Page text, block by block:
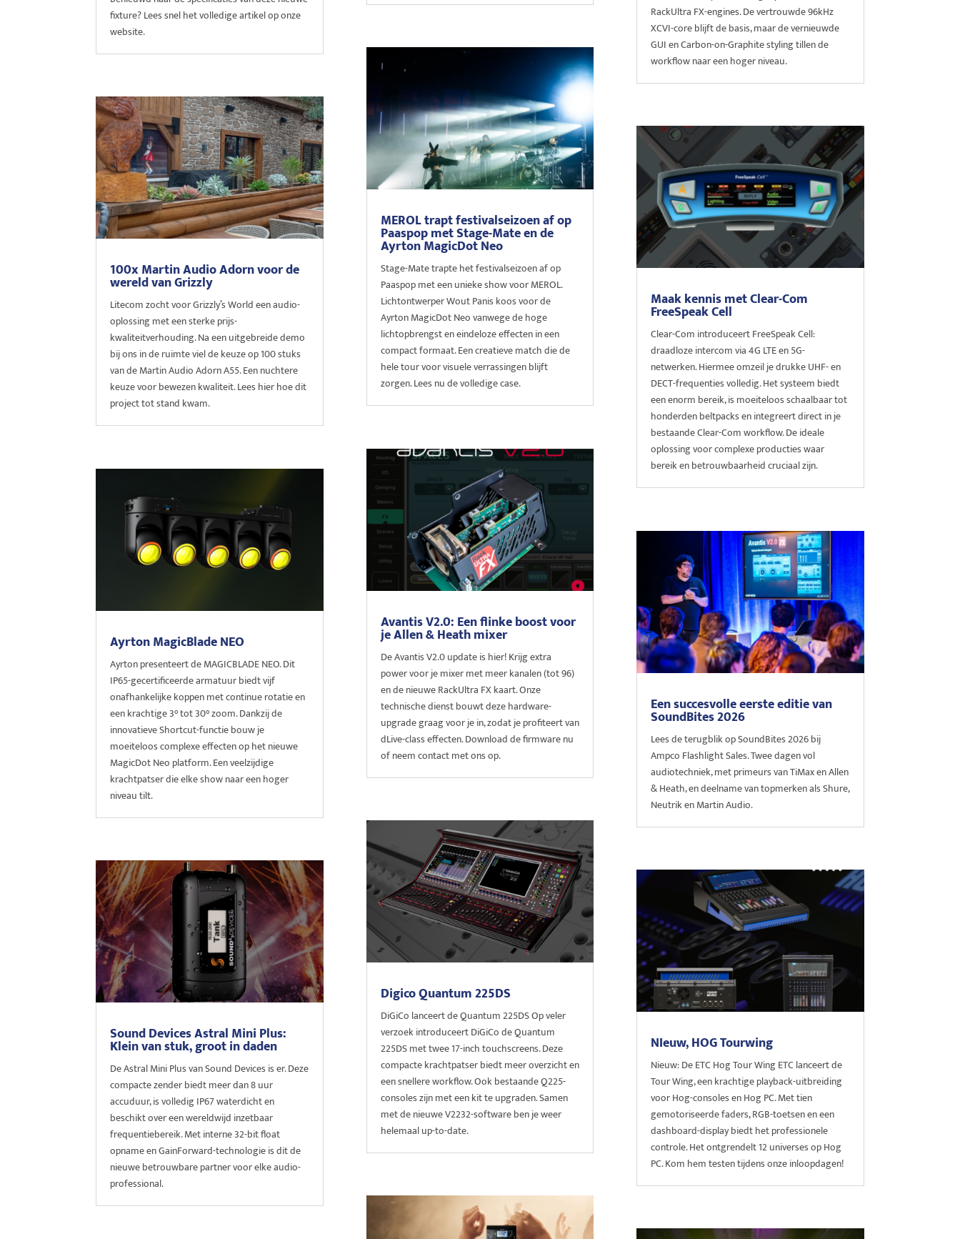
fixture? Lees snel het volledige artikel op onze
website.
100x Martin Audio Adorn voor de
wereld van Grizzly
Litecom zocht voor Grizzly’s World een audio-
oplossing met een sterke prijs-
kwaliteitverhouding. Na een uitgebreide demo
bij ons in de ruimte viel de keuze op 100 stuks
van de Martin Audio Adorn A55. Een nuchtere
keuze voor bewezen kwaliteit. Lees hier hoe dit
project tot stand kwam.
Ayrton MagicBlade NEO
Ayrton presenteert de MAGICBLADE NEO. Dit
IP65-gecertificeerde armatuur biedt vijf
onafhankelijke koppen met continue rotatie en
een krachtige 3° tot 30° zoom. Dankzij de
innovatieve Shortcut-functie bouw je
moeiteloos complexe effecten op het nieuwe
MagicDot Neo platform. Een veelzijdige
krachtpatser die elke show naar een hoger
niveau tilt.
Sound Devices Astral Mini Plus:
Klein van stuk, groot in daden
De Astral Mini Plus van Sound Devices is er. Deze
compacte zender biedt meer dan 8 uur
accuduur, is volledig IP67 waterdicht en
beschikt over een wereldwijd inzetbaar
frequentiebereik. Met interne 32-bit float
opname en GainForward-technologie is dit de
nieuwe betrouwbare partner voor elke audio-
professional.
MEROL trapt festivalseizoen af op
Paaspop met Stage-Mate en de
Ayrton MagicDot Neo
Stage-Mate trapte het festivalseizoen af op
Paaspop met een unieke show voor MEROL.
Lichtontwerper Wout Panis koos voor de
Ayrton MagicDot Neo vanwege de hoge
lichtopbrengst en eindeloze effecten in een
compact formaat. Een creatieve match die de
hele tour voor visuele verrassingen blijft
zorgen. Lees nu de volledige case.
Avantis V2.0: Een flinke boost voor
je Allen & Heath mixer
De Avantis V2.0 update is hier! Krijg extra
power voor je mixer met meer kanalen (tot 96)
en de nieuwe RackUltra FX kaart. Onze
technische dienst bouwt deze hardware-
upgrade graag voor je in, zodat je profiteert van
dLive-class effecten. Download de firmware nu
of neem contact met ons op.
Digico Quantum 225DS
DiGiCo lanceert de Quantum 225DS Op veler
verzoek introduceert DiGiCo de Quantum
225DS met twee 17-inch touchscreens. Deze
compacte krachtpatser biedt meer overzicht en
een snellere workflow. Ook bestaande Q225-
consoles zijn met een kit te upgraden. Samen
met de nieuwe V2232-software ben je weer
helemaal up-to-date.
RackUltra FX-engines. De vertrouwde 96kHz
XCVI-core blijft de basis, maar de vernieuwde
GUI en Carbon-on-Graphite styling tillen de
workflow naar een hoger niveau.
Maak kennis met Clear-Com
FreeSpeak Cell
Clear-Com introduceert FreeSpeak Cell:
draadloze intercom via 4G LTE en 5G-
netwerken. Hiermee omzeil je drukke UHF- en
DECT-frequenties volledig. Het systeem biedt
een enorm bereik, is moeiteloos schaalbaar tot
honderden beltpacks en integreert direct in je
bestaande Clear-Com workflow. De ideale
oplossing voor complexe producties waar
bereik en betrouwbaarheid cruciaal zijn.
Een succesvolle eerste editie van
SoundBites 2026
Lees de terugblik op SoundBites 2026 bij
Ampco Flashlight Sales. Twee dagen vol
audiotechniek, met primeurs van TiMax en Allen
& Heath, en deelname van topmerken als Shure,
Neutrik en Martin Audio.
NIeuw, HOG Tourwing
Nieuw: De ETC Hog Tour Wing ETC lanceert de
Tour Wing, een krachtige playback-uitbreiding
voor Hog-consoles en Hog PC. Met tien
gemotoriseerde faders, RGB-toetsen en een
dashboard-display biedt het professionele
controle. Het ontgrendelt 12 universes op Hog
PC. Kom hem testen tijdens onze inloopdagen!